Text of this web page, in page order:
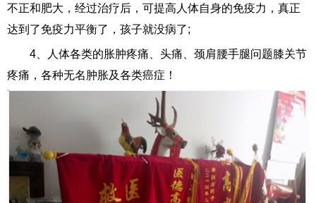
不正和肥大，经过治疗后，可提高人体自身的免疫力，真正
达到了免疫力平衡了，孩子就没病了;
4、人体各类的胀肿疼痛、头痛、颈肩腰手腿问题膝关节
疼痛，各种无名肿胀及各类癌症！